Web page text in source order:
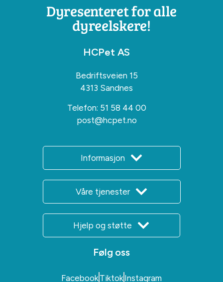
Dyresenteret for alle
dyreelskere!
HCPet AS
Bedriftsveien 15
4313 Sandnes
Telefon: 51 58 44 00
post@hcpet.no
Informasjon
Våre tjenester
Hjelp og støtte
Følg oss
FacebookTiktokInstagram